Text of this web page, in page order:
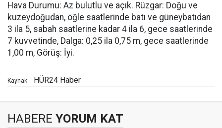
Hava Durumu: Az bulutlu ve açık. Rüzgar: Doğu ve
kuzeydoğudan, öğle saatlerinde batı ve güneybatıdan
3 ila 5, sabah saatlerine kadar 4 ila 6, gece saatlerinde
7 kuvvetinde, Dalga: 0,25 ila 0,75 m, gece saatlerinde
1,00 m, Görüş: İyi.
Kaynak: HÜR24 Haber
HABERE YORUM KAT